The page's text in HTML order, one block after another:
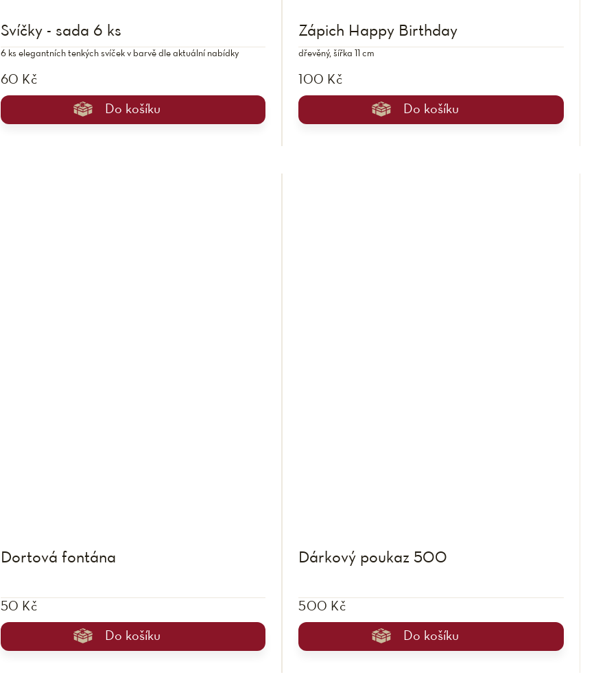
Svíčky - sada 6 ks
60 Kč
Do košíku
6 ks elegantních tenkých svíček v barvě dle aktuální nabídky
Zápich Happy Birthday
100 Kč
Do košíku
dřevěný, šířka 11 cm
Dortová fontána
50 Kč
Do košíku
Dárkový poukaz 500
500 Kč
Do košíku